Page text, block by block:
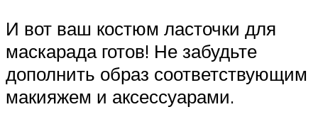
И вот ваш костюм ласточки для
маскарада готов! Не забудьте
дополнить образ соответствующим
макияжем и аксессуарами.